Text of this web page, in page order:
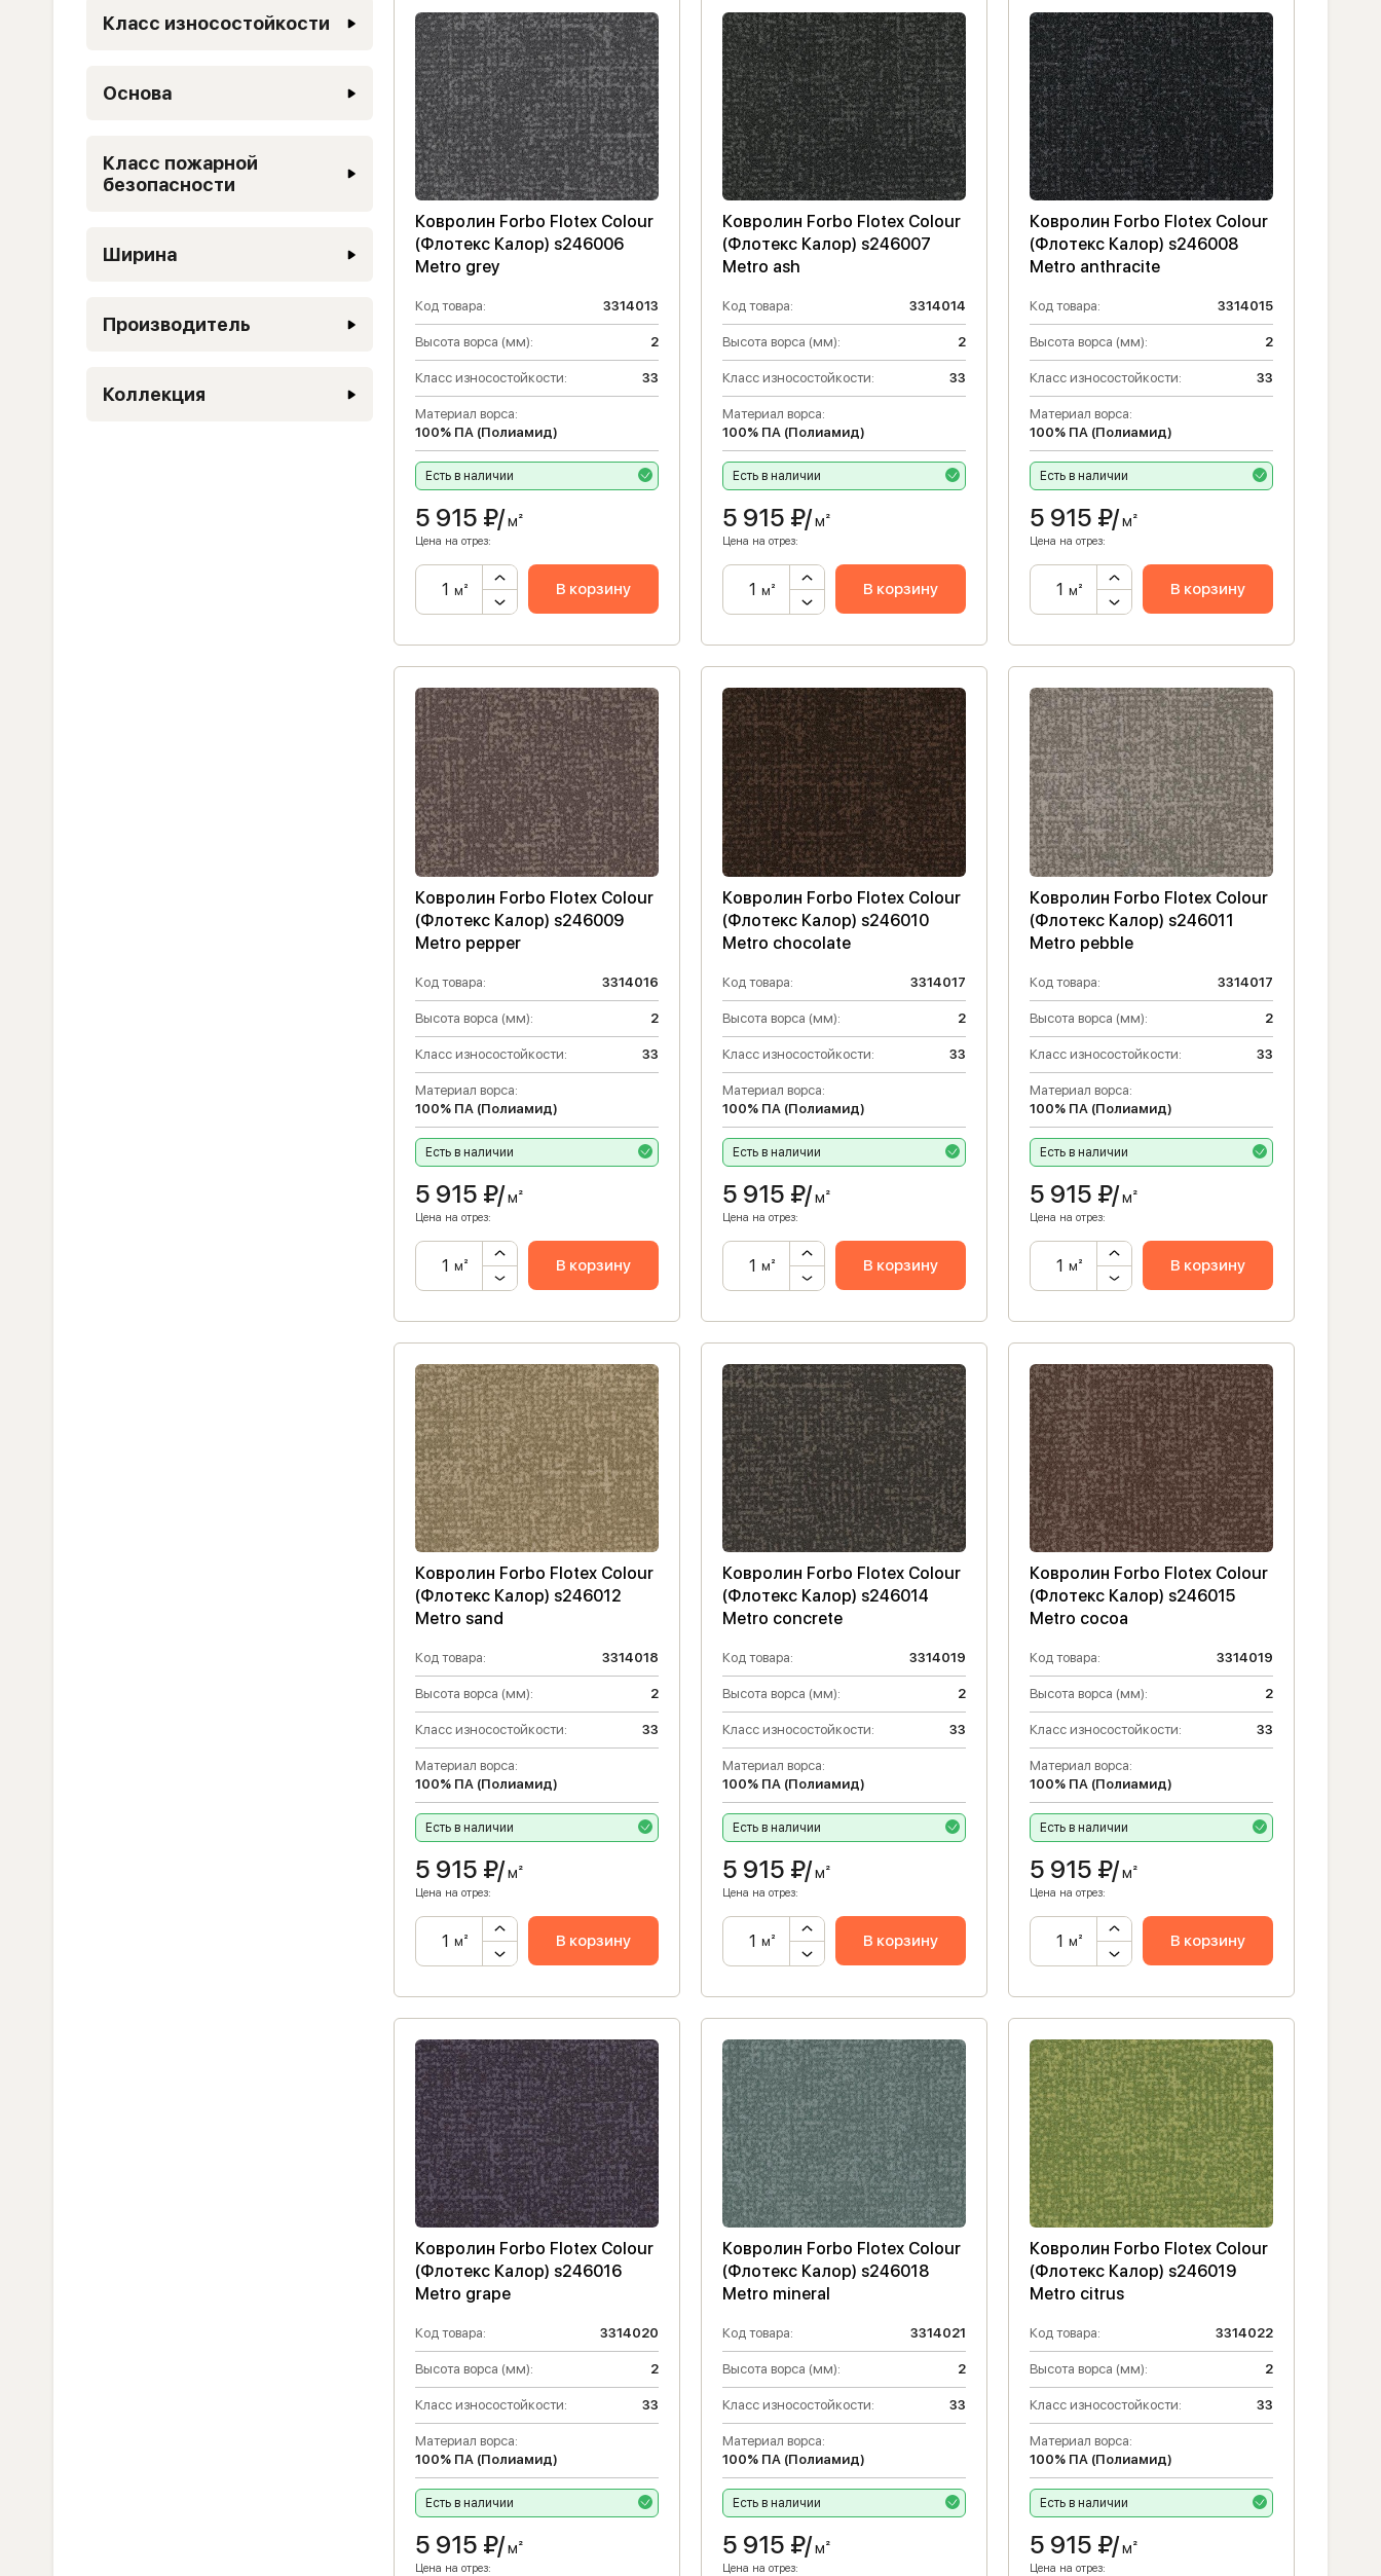
Класс износостойкости
Основа
Класс пожарной
безопасности
Ширина
Производитель
Коллекция
Ковролин Forbo Flotex Colour
(Флотекс Калор) s246006
Metro grey
Код товара: 3314013
Высота ворса (мм): 2
Класс износостойкости: 33
Материал ворса:
100% ПА (Полиамид)
Есть в наличии
5 915 ₽/м²
Цена на отрез:
м² В корзину
Ковролин Forbo Flotex Colour
(Флотекс Калор) s246007
Metro ash
Код товара: 3314014
Высота ворса (мм): 2
Класс износостойкости: 33
Материал ворса:
100% ПА (Полиамид)
Есть в наличии
5 915₽/м²
Цена на отрез:
м² В корзину
Ковролин Forbo Flotex Colour
(Флотекс Калор) s246008
Metro anthracite
Код товара: 3314015
Высота ворса (мм): 2
Класс износостойкости: 33
Материал ворса:
100% ПА (Полиамид)
Есть в наличии
5 915₽/м²
Цена на отрез:
м² В корзину
Ковролин Forbo Flotex Colour
(Флотекс Калор) s246009
Metro pepper
Код товара: 3314016
Высота ворса (мм): 2
Класс износостойкости: 33
Материал ворса:
100% ПА (Полиамид)
Есть в наличии
5 915 ₽/м²
Цена на отрез:
м² В корзину
Ковролин Forbo Flotex Colour
(Флотекс Калор) s246010
Metro chocolate
Код товара: 3314017
Высота ворса (мм): 2
Класс износостойкости: 33
Материал ворса:
100% ПА (Полиамид)
Есть в наличии
5 915₽/м²
Цена на отрез:
м² В корзину
Ковролин Forbo Flotex Colour
(Флотекс Калор) s246011
Metro pebble
Код товара: 3314017
Высота ворса (мм): 2
Класс износостойкости: 33
Материал ворса:
100% ПА (Полиамид)
Есть в наличии
5 915₽/м²
Цена на отрез:
м² В корзину
Ковролин Forbo Flotex Colour
(Флотекс Калор) s246012
Metro sand
Код товара: 3314018
Высота ворса (мм): 2
Класс износостойкости: 33
Материал ворса:
100% ПА (Полиамид)
Есть в наличии
5 915 ₽/м²
Цена на отрез:
м² В корзину
Ковролин Forbo Flotex Colour
(Флотекс Калор) s246014
Metro concrete
Код товара: 3314019
Высота ворса (мм): 2
Класс износостойкости: 33
Материал ворса:
100% ПА (Полиамид)
Есть в наличии
5 915₽/м²
Цена на отрез:
м² В корзину
Ковролин Forbo Flotex Colour
(Флотекс Калор) s246015
Metro cocoa
Код товара: 3314019
Высота ворса (мм): 2
Класс износостойкости: 33
Материал ворса:
100% ПА (Полиамид)
Есть в наличии
5 915₽/м²
Цена на отрез:
м² В корзину
Ковролин Forbo Flotex Colour
(Флотекс Калор) s246016
Metro grape
Код товара: 3314020
Высота ворса (мм): 2
Класс износостойкости: 33
Материал ворса:
100% ПА (Полиамид)
Есть в наличии
5 915 ₽/м²
Цена на отрез:
Ковролин Forbo Flotex Colour
(Флотекс Калор) s246018
Metro mineral
Код товара: 3314021
Высота ворса (мм): 2
Класс износостойкости: 33
Материал ворса:
100% ПА (Полиамид)
Есть в наличии
5 915₽/м²
Цена на отрез:
Ковролин Forbo Flotex Colour
(Флотекс Калор) s246019
Metro citrus
Код товара: 3314022
Высота ворса (мм): 2
Класс износостойкости: 33
Материал ворса:
100% ПА (Полиамид)
Есть в наличии
5 915₽/м²
Цена на отрез: